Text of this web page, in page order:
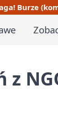
Burze